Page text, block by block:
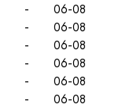
-
06-08
-
06-08
-
06-08
-
06-08
-
06-08
-
06-08